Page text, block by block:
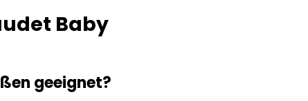
Baby
geeignet?